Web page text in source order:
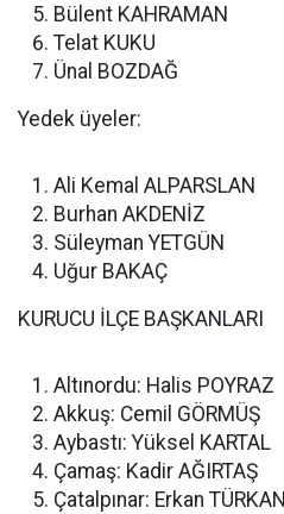
Bülent KAHRAMAN
Telat KUKU
Ünal BOZDAĞ
Yedek üyeler:
Ali Kemal ALPARSLAN
Burhan AKDENİZ
Süleyman YETGÜN
Uğur BAKAÇ
KURUCU İLÇE BAŞKANLARI
Altınordu: Halis POYRAZ
Akkuş: Cemil GÖRMÜŞ
Aybastı: Yüksel KARTAL
Çamaş: Kadir AĞIRTAŞ
Çatalpınar: Erkan TÜRKAN